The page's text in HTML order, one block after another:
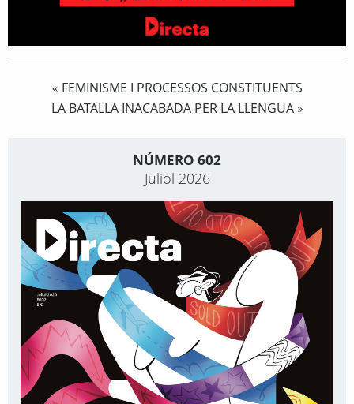
« FEMINISME I PROCESSOS CONSTITUENTS
LA BATALLA INACABADA PER LA LLENGUA»
NÚMERO 602
Juliol 2026